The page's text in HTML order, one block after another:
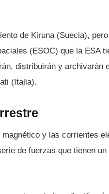
de Kiruna (Suecia),
(ESOC) que la ESA
distribuirán y archivarán
(Italia).
y las corrientes
de fuerzas que tienen